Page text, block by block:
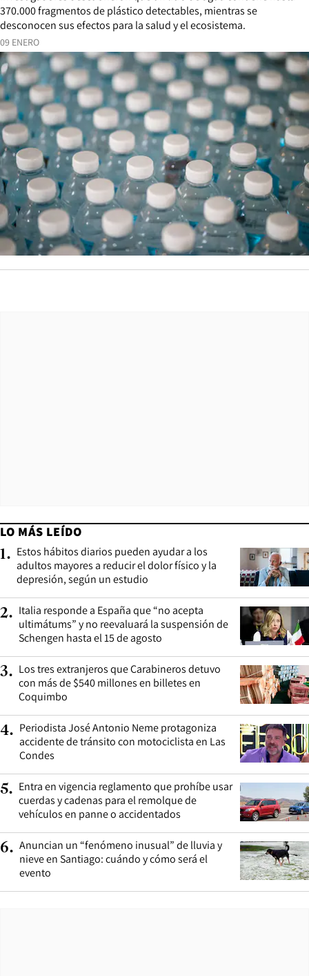
09 ENERO
370.000 fragmentos de plástico detectables, mientras se
desconocen sus efectos para la salud y el ecosistema.
LO MÁS LEÍDO
1. Estos hábitos diarios pueden ayudar a los
adultos mayores a reducir el dolor físico y la
depresión, según un estudio
2. Italia responde a España que “no acepta
ultimátums” y no reevaluará la suspensión de
Schengen hasta el 15 de agosto
3. Los tres extranjeros que Carabineros detuvo
con más de $540 millones en billetes en
Coquimbo
4. Periodista José Antonio Neme protagoniza
accidente de tránsito con motociclista en Las
Condes
5. Entra en vigencia reglamento que prohíbe usar
cuerdas y cadenas para el remolque de
vehículos en panne o accidentados
6. Anuncian un “fenómeno inusual” de lluvia y
nieve en Santiago: cuándo y cómo será el
evento